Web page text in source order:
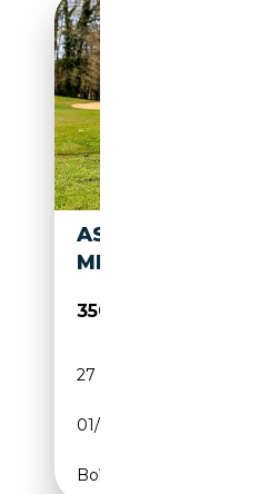
ASTON MARTIN DB
MKII
350 000€
27 000 km
01/1961
Boîte manuelle